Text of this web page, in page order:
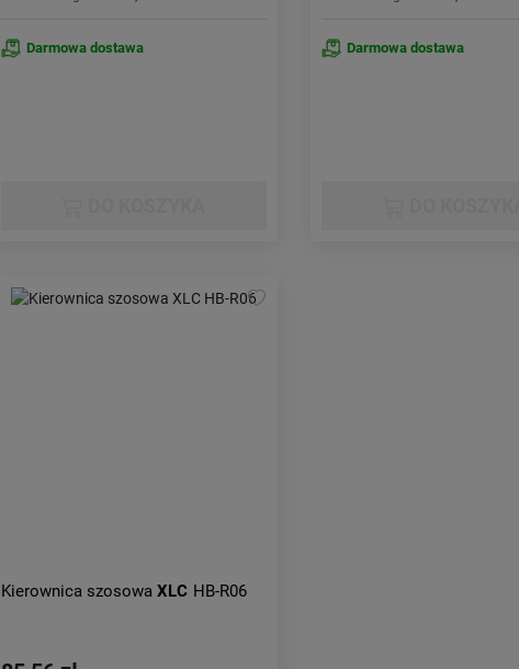
Darmowa dostawa Darmowa dostawa
Kierownica szosowa XLC HB-R06